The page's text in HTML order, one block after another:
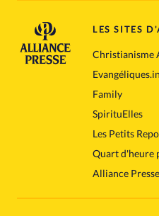
LES SITES
Christianisme
Family
SpirituElles
Les Petits
Quart d'heure
Alliance Presse